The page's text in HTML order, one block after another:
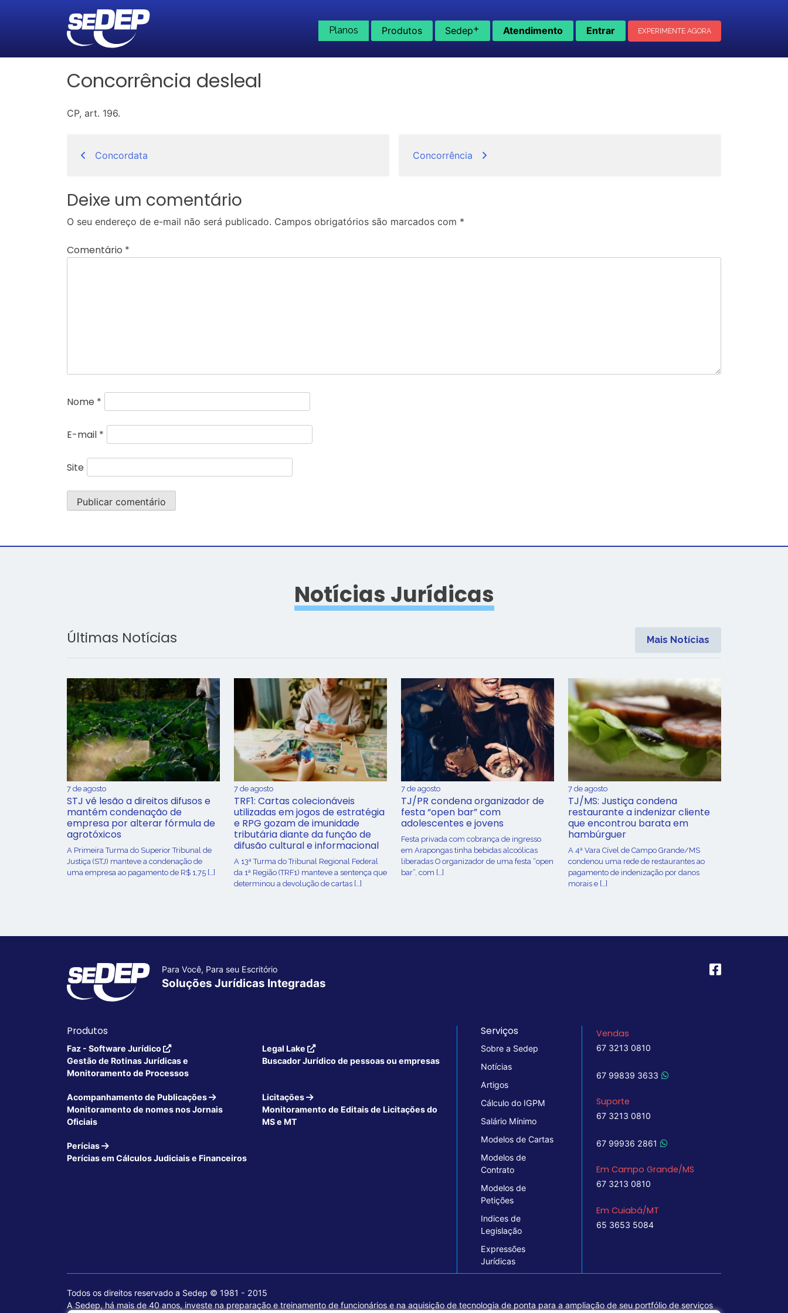
Planos Produtos Sedep+ Atendimento Entrar EXPERIMENTE AGORA
Concorrência desleal
CP, art. 196.
Navegação
de
Post
Concordata Concorrência
Deixe um comentário
O seu endereço de e-mail não será publicado. Campos obrigatórios são marcados com *
Comentário *
Nome *
E-mail *
Site
Notícias Jurídicas
Últimas Notícias Mais Notícias
7 de agosto
STJ vê lesão a direitos difusos e
mantém condenação de
empresa por alterar fórmula de
agrotóxicos
​A Primeira Turma do Superior Tribunal de
Justiça (STJ) manteve a condenação de
uma empresa ao pagamento de R$ 1,75 […]
7 de agosto
TRF1: Cartas colecionáveis
utilizadas em jogos de estratégia
e RPG gozam de imunidade
tributária diante da função de
difusão cultural e informacional
A 13ª Turma do Tribunal Regional Federal
da 1ª Região (TRF1) manteve a sentença que
determinou a devolução de cartas […]
7 de agosto
TJ/PR condena organizador de
festa “open bar” com
adolescentes e jovens
Festa privada com cobrança de ingresso
em Arapongas tinha bebidas alcoólicas
liberadas O organizador de uma festa “open
bar”, com […]
7 de agosto
TJ/MS: Justiça condena
restaurante a indenizar cliente
que encontrou barata em
hambúrguer
A 4ª Vara Cível de Campo Grande/MS
condenou uma rede de restaurantes ao
pagamento de indenização por danos
morais e […]
Para Você, Para seu Escritório
Soluções Jurídicas Integradas
Produtos
Faz - Software Jurídico
Gestão de Rotinas Jurídicas e
Monitoramento de Processos
Legal Lake
Buscador Jurídico de pessoas ou empresas
Acompanhamento de Publicações
Monitoramento de nomes nos Jornais
Oficiais
Licitações
Monitoramento de Editais de Licitações do
MS e MT
Perícias
Perícias em Cálculos Judiciais e Financeiros
Serviços
Sobre a Sedep
Notícias
Artigos
Cálculo do IGPM
Salário Mínimo
Modelos de Cartas
Modelos de
Contrato
Modelos de
Petições
Indices de
Legislação
Expressões
Jurídicas
Vendas
67 3213 0810
67 99839 3633
Suporte
67 3213 0810
67 99936 2861
Em Campo Grande/MS
67 3213 0810
Em Cuiabá/MT
65 3653 5084
Todos os direitos reservado a Sedep © 1981 - 2015
A Sedep, há mais de 40 anos, investe na preparação e treinamento de funcionários e na aquisição de tecnologia de ponta para a ampliação de seu portfólio de serviços